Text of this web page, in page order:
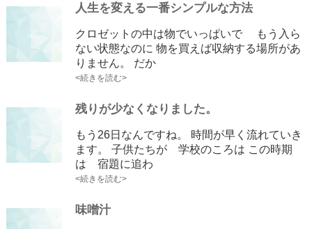
人生を変える一番シンプルな方法
クロゼットの中は物でいっぱいで もう入ら
ない状態なのに 物を買えば収納する場所があ
りません。 だか
<続きを読む>
残りが少なくなりました。
もう26日なんですね。 時間が早く流れていき
ます。 子供たちが 学校のころは この時期
は 宿題に追わ
<続きを読む>
味噌汁